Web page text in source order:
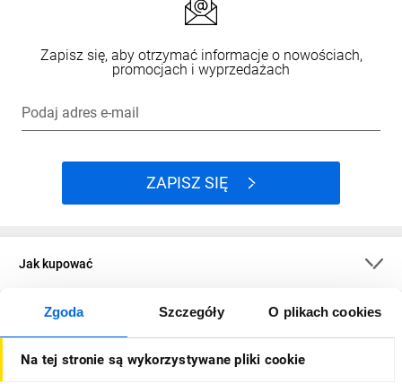
Zgoda Szczegóły O plikach cookies
Na tej stronie są wykorzystywane pliki cookie
Zapisz się, aby otrzymać informacje o nowościach,
promocjach i wyprzedażach
Podaj adres e-mail
ZAPISZ SIĘ
Jak kupować
O firmie